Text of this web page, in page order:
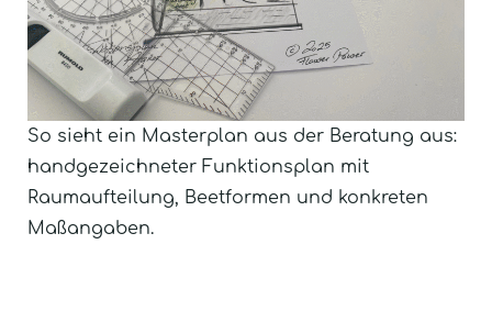
So sieht ein Masterplan aus der Beratung aus:
handgezeichneter Funktionsplan mit
Raumaufteilung, Beetformen und konkreten
Maßangaben.